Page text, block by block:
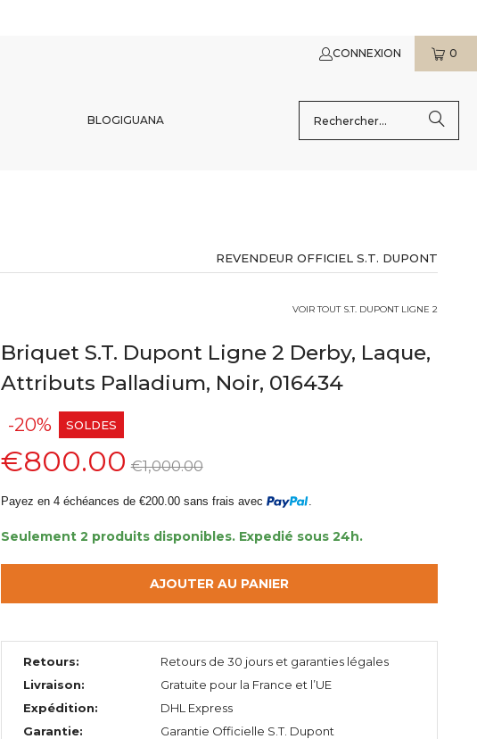
CONNEXION 0
BLOGIGUANA
REVENDEUR OFFICIEL S.T. DUPONT
VOIR TOUT S.T. DUPONT LIGNE 2
Briquet S.T. Dupont Ligne 2 Derby, Laque,
Attributs Palladium, Noir, 016434
-20% SOLDES
€800.00 €1,000.00
Payez en 4 échéances de €200.00 sans frais avec
Seulement 2 produits disponibles. Expedié sous 24h.
AJOUTER AU PANIER
Retours:
Retours de 30 jours et garanties légales
Livraison:
Gratuite pour la France et l’UE
Expédition:
DHL Express
Garantie:
Garantie Officielle S.T. Dupont